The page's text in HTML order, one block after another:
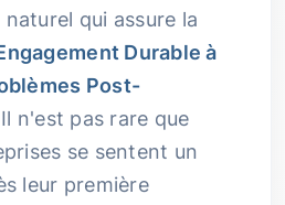
qui assure la
Durable à
Post-
Il n'est pas rare que
se sentent un
leur première